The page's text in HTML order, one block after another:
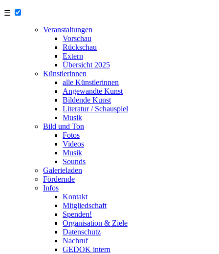
☰
Veranstaltungen
Vorschau
Rückschau
Extern
Übersicht 2025
Künstlerinnen
alle Künstlerinnen
Angewandte Kunst
Bildende Kunst
Literatur / Schauspiel
Musik
Bild und Ton
Fotos
Videos
Musik
Sounds
Galerieladen
Fördernde
Infos
Kontakt
Mitgliedschaft
Spenden!
Organisation & Ziele
Datenschutz
Nachruf
GEDOK intern